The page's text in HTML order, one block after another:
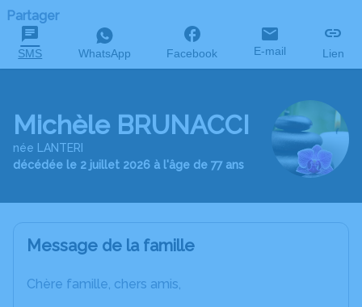
Partager
SMS WhatsApp Facebook E-mail Lien
Michèle BRUNACCI
née LANTERI
décédée le 2 juillet 2026 à l'âge de 77 ans
Message de la famille
Chère famille, chers amis,